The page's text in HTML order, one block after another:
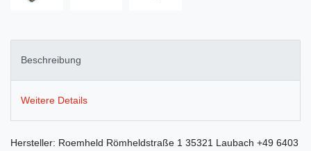
Beschreibung
Weitere Details
Hersteller: Roemheld Römheldstraße 1 35321 Laubach +49 6403